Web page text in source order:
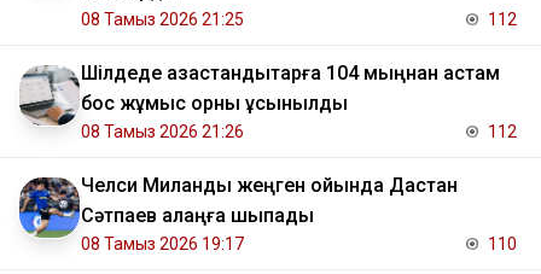
08 Тамыз 2026 21:25 112
​Шілдеде қазақстандықтарға 104 мыңнан астам
бос жұмыс орны ұсынылды
08 Тамыз 2026 21:26 112
Челси Миланды жеңген ойында Дастан
Сәтпаев алаңға шықпады
08 Тамыз 2026 19:17 110